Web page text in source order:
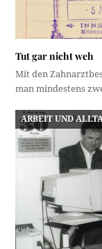
Tut gar nicht weh
Mit den
man mindestens
ARBEIT UND